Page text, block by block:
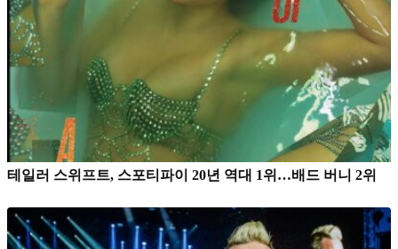
테일러 스위프트, 스포티파이 20년 역대 1위…배드 버니 2위